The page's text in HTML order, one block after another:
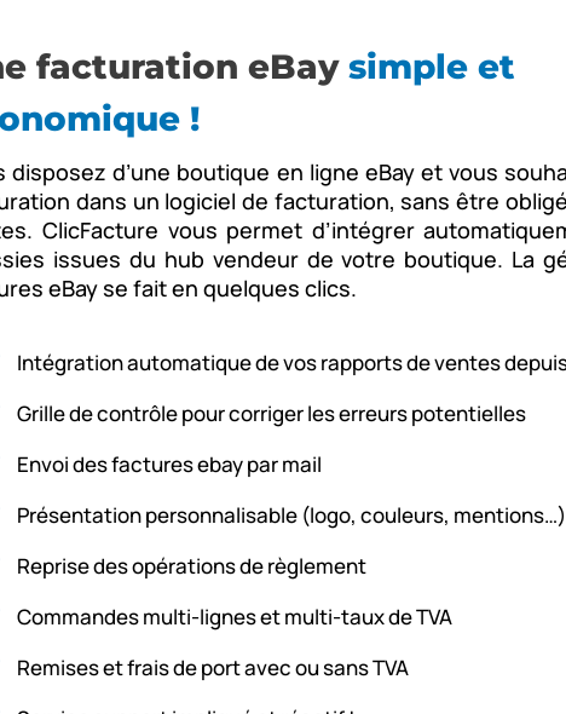
facturation eBaysimple et
!
disposez d’une boutique en ligne eBay et vous
dans un logiciel de facturation, sans être
ClicFacture vous permet d’intégrer
issues du hub vendeur de votre boutique. La
eBay se fait en quelques clics.
Intégration automatique de vos rapports de ventes
Grille de contrôle pour corriger les erreurs potentielles
Envoi des factures ebay par mail
Présentation personnalisable (logo, couleurs, mentions…)
Reprise des opérations de règlement
Commandes multi-lignes et multi-taux de TVA
Remises et frais de port avec ou sans TVA